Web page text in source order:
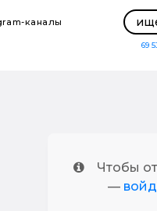
каналы
69
Чтобы
—